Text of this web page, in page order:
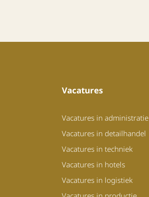
Vacatures
Vacatures in administratie
Vacatures in detailhandel
Vacatures in techniek
Vacatures in hotels
Vacatures in logistiek